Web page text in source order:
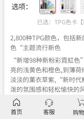
选项：
已选：TPG色卡【
2,800种TPG颜色，包括
色“主题流行新色
“新增98种新粉彩霓虹
亮的浅黄色和橙色,到薄
淡淡的薰衣草紫,“新时代
泼的氛围感和轻松愉快的
“新增77种暗色”探索色
色彩差别。从黑到白的渐
首页 客服 购